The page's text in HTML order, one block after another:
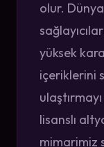
olur.
yüksek
içeriklerini
lisanslı
mimarimiz